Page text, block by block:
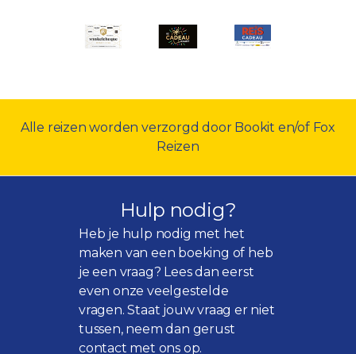
Alle reizen worden verzorgd door Bookit en/of Fox
Reizen
Hulp nodig?
Heb je hulp nodig met het
maken van een boeking of heb
je een vraag? Lees dan eerst
even onzeveelgestelde
vragen. Staat jouw vraag er niet
tussen, neem dan gerust
contact met ons op.